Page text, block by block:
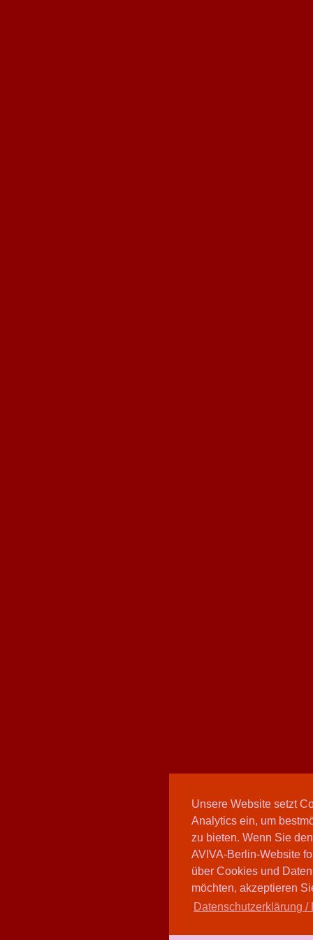
Unsere Website setzt
Analytics ein, um
zu bieten. Wenn Sie
AVIVA-Berlin-Website
über Cookies und
möchten, akzeptieren
Datenschutzerklärung /